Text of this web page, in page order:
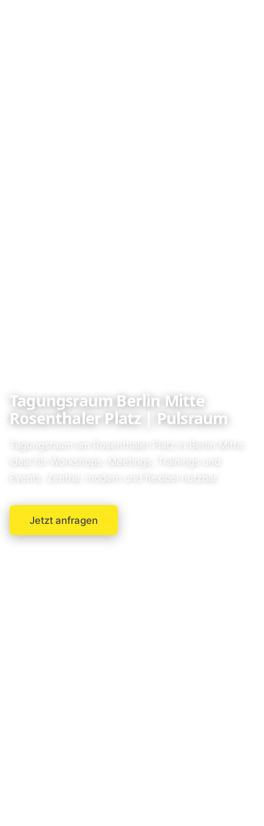
Tagungsraum Berlin Mitte
Rosenthaler Platz | Pulsraum
Tagungsraum am Rosenthaler Platz in Berlin Mitte:
ideal für Workshops, Meetings, Trainings und
Events. Zentral, modern und flexibel nutzbar.
Jetzt anfragen